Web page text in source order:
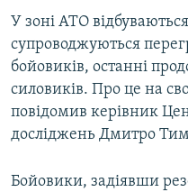
РУС
УКР
КТАТ
ДОЛУЧАЙСЯ!
У зоні АТО
супроводжуються
бойовиків, останні
силовиків. Про це на
повідомив керівник
досліджень Дмитро
Бойовики, задіявши